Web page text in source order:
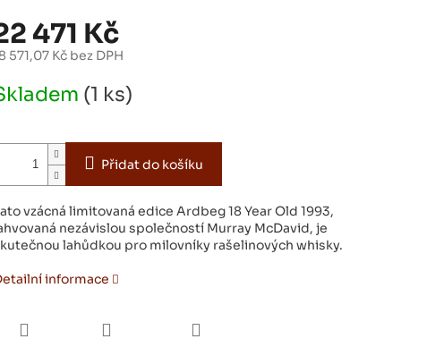
471 Kč
571,07 Kč bez DPH
(1 ks)
Přidat do košíku
vzácná limitovaná edice Ardbeg 18 Year Old 1993,
nezávislou společností Murray McDavid, je
lahůdkou pro milovníky rašelinových whisky.
informace